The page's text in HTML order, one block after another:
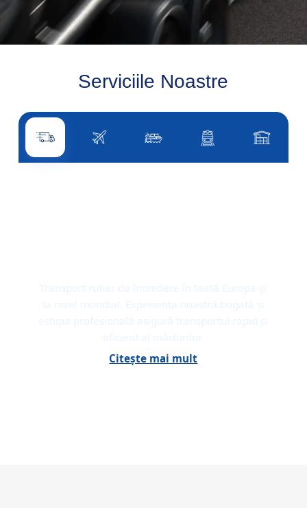
Serviciile Noastre
Transport rutierTransport aerianTransport maritimTransport feroviar
Alte servicii
Citește mai mult